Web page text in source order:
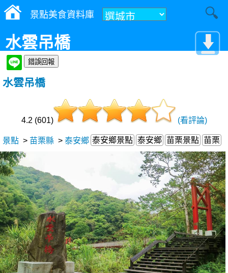
景點美食資料庫
水雲吊橋
水雲吊橋
4.2 (601) (看評論)
景點 > 苗栗縣 > 泰安鄉 泰安鄉景點 泰安鄉 苗栗景點 苗栗